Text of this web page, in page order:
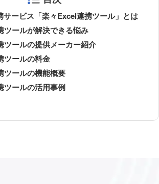
ービス「楽々Excel連携ツール」とは
ツールが解決できる悩み
ツールの提供メーカー紹介
ツールの料金
ツールの機能概要
ツールの活用事例